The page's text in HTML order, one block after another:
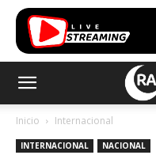
Inicio Internacional
INTERNACIONAL NACIONAL